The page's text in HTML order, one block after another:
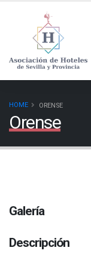
HOME ORENSE
Orense
Galería
Descripción
GUÍA